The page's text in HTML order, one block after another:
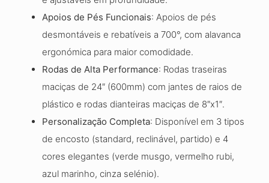
Apoios de Pés Funcionais: Apoios de pés
desmontáveis e rebatíveis a 700°, com alavanca
ergonómica para maior comodidade.
Rodas de Alta Performance: Rodas traseiras
maciças de 24″ (600mm) com jantes de raios de
plástico e rodas dianteiras maciças de 8″x1″.
Personalização Completa: Disponível em 3 tipos
de encosto (standard, reclinável, partido) e 4
cores elegantes (verde musgo, vermelho rubi,
azul marinho, cinza selénio).